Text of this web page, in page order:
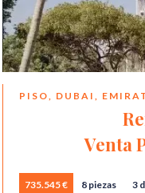
PISO, DUBAI,
Venta
735.545 € 8 piezas 3